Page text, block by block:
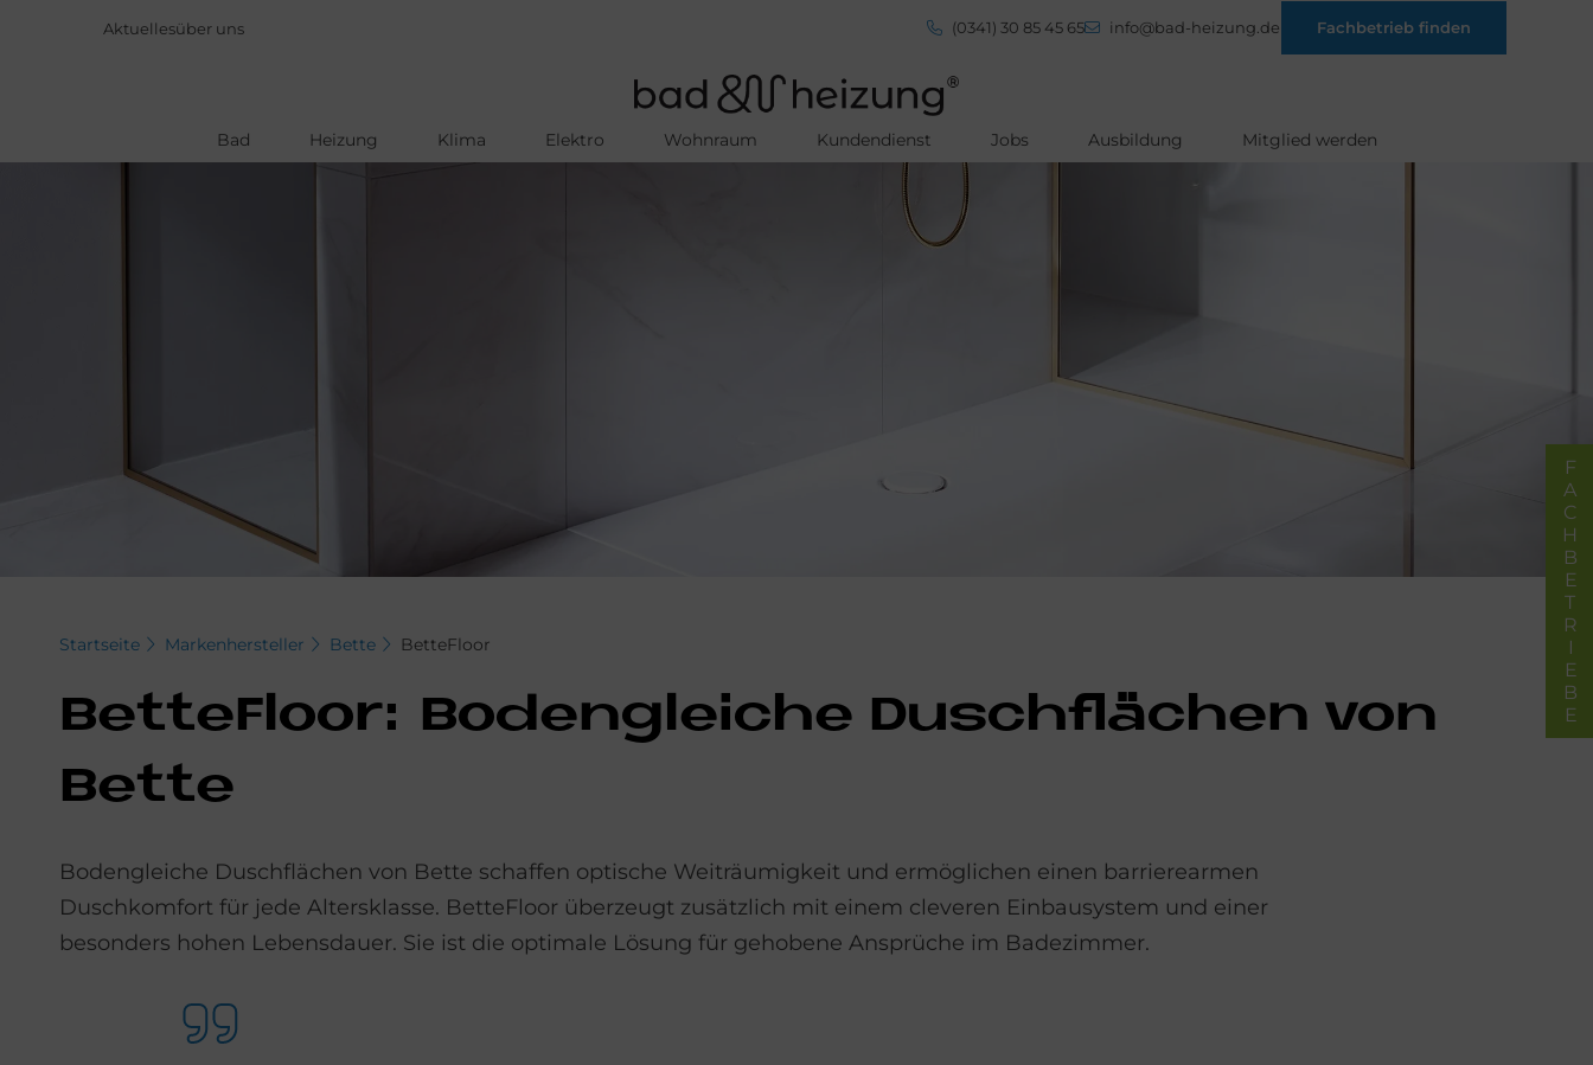
Aktuellesüber uns (0341) 30 85 45 65 info@bad-heizung.de Fachbetrieb finden
Bad Heizung Klima Elektro Wohnraum Kundendienst Jobs Ausbildung Mitglied werden
Startseite Markenhersteller Bette BetteFloor
Bet­te­Floor: Bo­den­gleiche Dusch­flä­chen von
Bet­te
Bodengleiche Duschflächen von Bette schaffen optische Weiträumigkeit und ermöglichen einen barrierearmen
Duschkomfort für jede Altersklasse. BetteFloor überzeugt zusätzlich mit einem cleveren Einbausystem und einer
besonders hohen Lebensdauer. Sie ist die optimale Lösung für gehobene Ansprüche im Badezimmer.
FACHBETRIEBE